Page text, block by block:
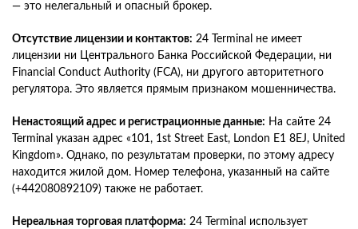
— это нелегальный и опасный брокер.
Отсутствие лицензии и контактов: 24 Terminal не имеет
лицензии ни Центрального Банка Российской Федерации, ни
Financial Conduct Authority (FCA), ни другого авторитетного
регулятора. Это является прямым признаком мошенничества.
Ненастоящий адрес и регистрационные данные: На сайте 24
Terminal указан адрес «101, 1st Street East, London E1 8EJ, United
Kingdom». Однако, по результатам проверки, по этому адресу
находится жилой дом. Номер телефона, указанный на сайте
(+442080892109) также не работает.
Нереальная торговая платформа: 24 Terminal использует